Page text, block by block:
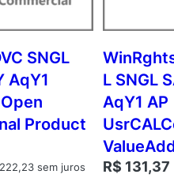
A
q
Y
1
A
c
d
m
SNGL
AqY1
Product
222,23 sem juros
L SNGL
AqY1 AP
R$ 131,37